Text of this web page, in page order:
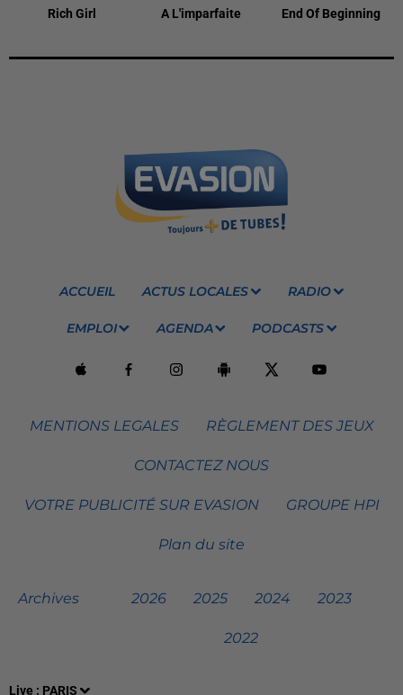
Live : PARIS
Rich Girl A L'imparfaite End Of Beginning
ACCUEIL ACTUS LOCALES RADIO
EMPLOI AGENDA PODCASTS
MENTIONS LEGALES RÈGLEMENT DES JEUX
CONTACTEZ NOUS
VOTRE PUBLICITÉ SUR EVASION GROUPE HPI
Plan du site
Archives 2026 2025 2024 2023
2022